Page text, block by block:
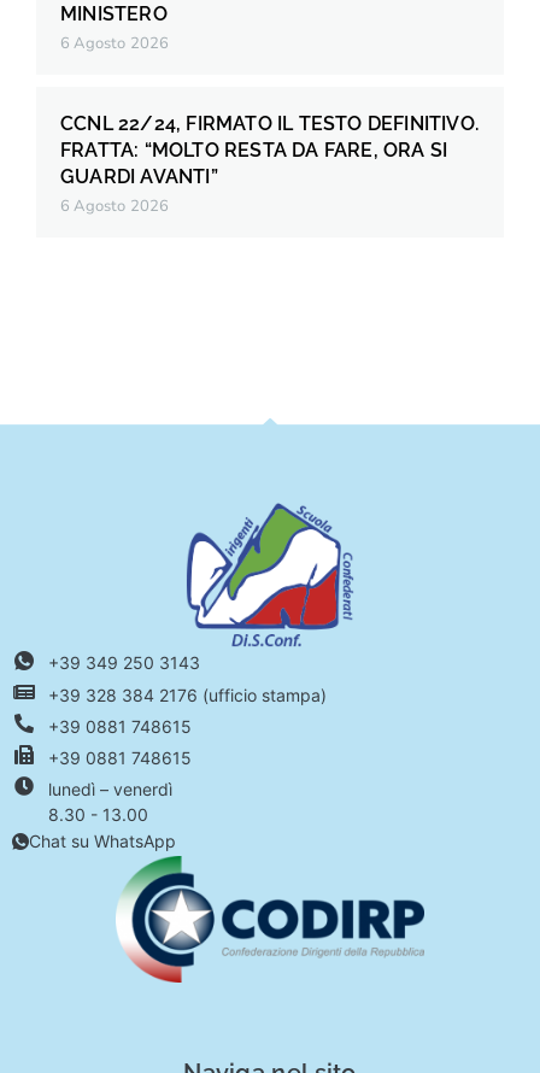
MINISTERO
6 Agosto 2026
CCNL 22/24, FIRMATO IL TESTO DEFINITIVO.
FRATTA: “MOLTO RESTA DA FARE, ORA SI
GUARDI AVANTI”
6 Agosto 2026
+39 349 250 3143
+39 328 384 2176 (ufficio stampa)
+39 0881 748615
+39 0881 748615
lunedì – venerdì
8.30 - 13.00
Chat su WhatsApp